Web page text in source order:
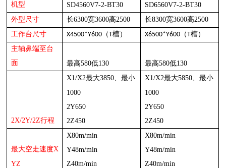
机型
SD4560V7-2-BT30
SD6560V7-2-BT30
外型尺寸
长6300宽3600高2500 长8300宽3600高2500
工作台尺寸
X4500*Y600（T槽 ） X6500*Y600（T槽 ）
主轴鼻端至台
面
最高580低130 最高580低130
2X/2Y/2Z行程
X1/X2最大3850、 最小
1000
2Y650
2Z450
X1/X2最大5850、 最小
1000
2Y650
2Z450
最大空走速度X
YZ
X80m/min
Y48m/min
Z40m/min
X80m/min
Y48m/min
Z40m/min